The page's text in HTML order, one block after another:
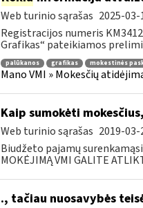
Web turinio sąrašas 2025-03-
Registracijos numeris
Grafikas“ pateikiamos
palūkanos grafikas mokestinės
Mano VMI » Mokesčių
Kaip sumokėti
Web turinio sąrašas 2019-03-
Biudžeto pajamų
MOKĖJIMĄ VMI GALITE
., tačiau nuosavybės